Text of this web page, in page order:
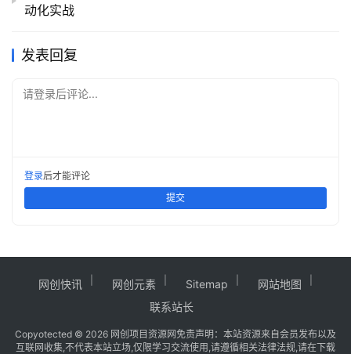
动化实战
发表回复
请登录后评论...
登录后才能评论
提交
网创快讯 网创元素 Sitemap
网站地图
联系站长
Copyotected © 2026 网创项目资源网 免责声明：本站资源来自会员发布以及
互联网收集,不代表本站立场,仅限学习交流使用,请遵循相关法律法规,请在下载